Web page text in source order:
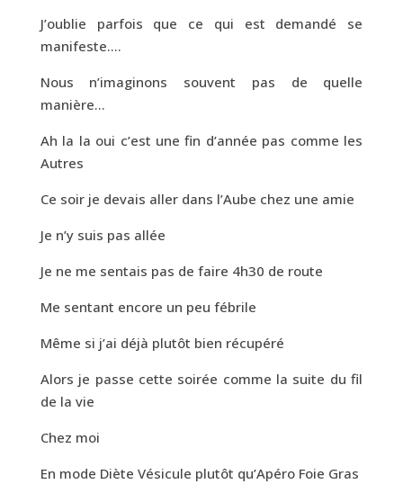
J’oublie parfois que ce qui est demandé se
manifeste….
Nous n’imaginons souvent pas de quelle
manière…
Ah la la oui c’est une fin d’année pas comme les
Autres
Ce soir je devais aller dans l’Aube chez une amie
Je n’y suis pas allée
Je ne me sentais pas de faire 4h30 de route
Me sentant encore un peu fébrile
Même si j’ai déjà plutôt bien récupéré
Alors je passe cette soirée comme la suite du fil
de la vie
Chez moi
En mode Diète Vésicule plutôt qu’Apéro Foie Gras